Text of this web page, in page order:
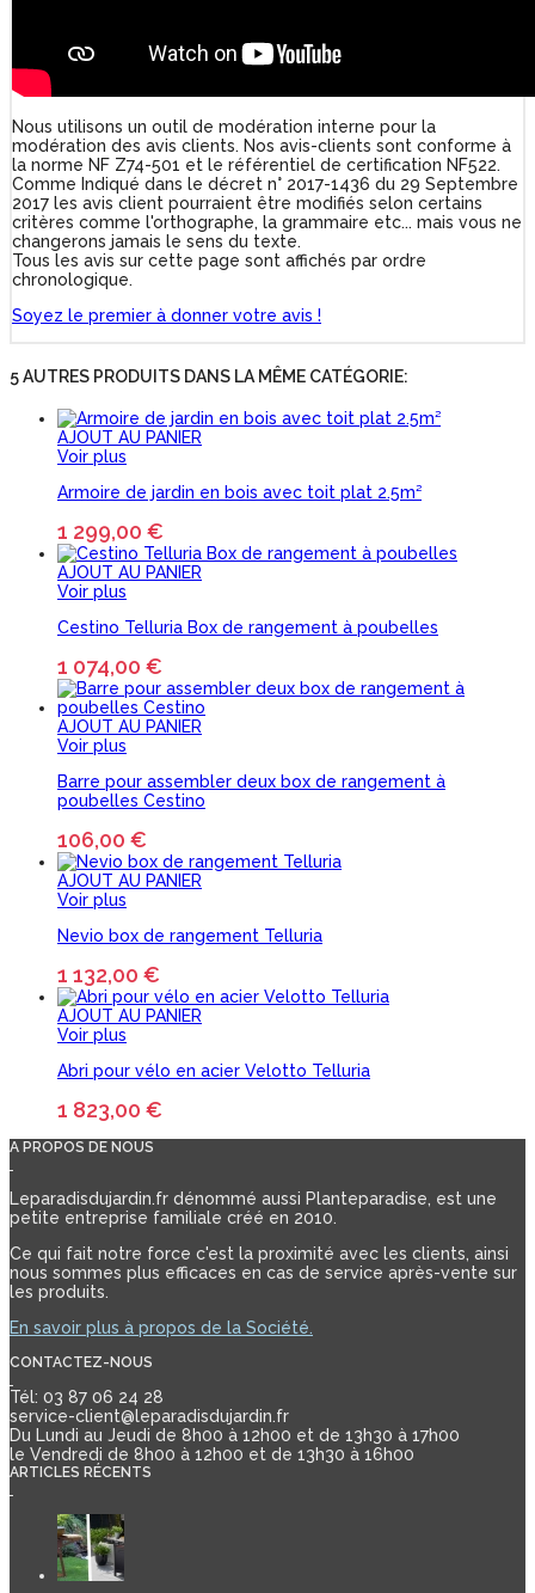
Nous utilisons un outil de modération interne pour la
modération des avis clients. Nos avis-clients sont conforme à
la norme NF Z74-501 et le référentiel de certification NF522.
Comme Indiqué dans le décret n° 2017-1436 du 29 Septembre
2017 les avis client pourraient être modifiés selon certains
critères comme l'orthographe, la grammaire etc... mais vous ne
changerons jamais le sens du texte.
Tous les avis sur cette page sont affichés par ordre
chronologique.
Soyez le premier à donner votre avis !
5 AUTRES PRODUITS DANS LA MÊME CATÉGORIE:
AJOUT AU PANIER
Voir plus
Armoire de jardin en bois avec toit plat 2.5m²
1 299,00 €
AJOUT AU PANIER
Voir plus
Cestino Telluria Box de rangement à poubelles
1 074,00 €
AJOUT AU PANIER
Voir plus
Barre pour assembler deux box de rangement à
poubelles Cestino
106,00 €
AJOUT AU PANIER
Voir plus
Nevio box de rangement Telluria
1 132,00 €
AJOUT AU PANIER
Voir plus
Abri pour vélo en acier Velotto Telluria
1 823,00 €
A PROPOS DE NOUS
Leparadisdujardin.fr dénommé aussi Planteparadise, est une
petite entreprise familiale créé en 2010.
Ce qui fait notre force c'est la proximité avec les clients, ainsi
nous sommes plus efficaces en cas de service après-vente sur
les produits.
En savoir plus à propos de la Société.
CONTACTEZ-NOUS
Tél: 03 87 06 24 28
service-client@leparadisdujardin.fr
Du Lundi au Jeudi de 8h00 à 12h00 et de 13h30 à 17h00
le Vendredi de 8h00 à 12h00 et de 13h30 à 16h00
ARTICLES RÉCENTS